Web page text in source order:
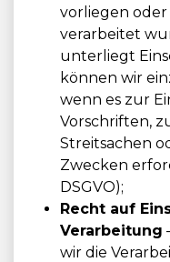
vorliegen
verarbeitet
unterliegt
können wir
wenn es zur
Vorschriften,
Streitsachen
Zwecken
DSGVO);
Recht auf
Verarbeitung
wir die